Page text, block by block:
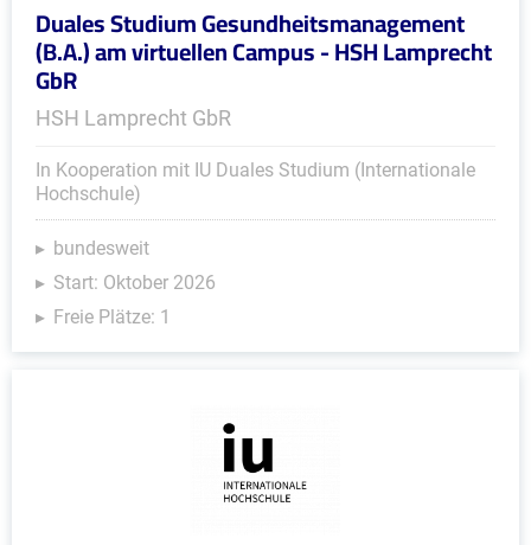
Duales Studium Gesundheitsmanagement
(B.A.) am virtuellen Campus - HSH Lamprecht
GbR
HSH Lamprecht GbR
In Kooperation mit IU Duales Studium (Internationale
Hochschule)
bundesweit
Start: Oktober 2026
Freie Plätze: 1